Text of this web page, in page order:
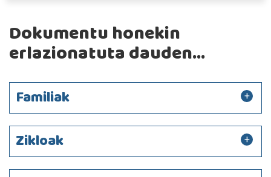
Dokumentu honekin
erlazionatuta dauden...
Familiak
Zikloak